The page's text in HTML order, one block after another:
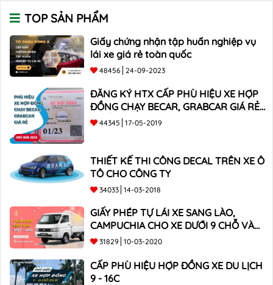
TOP SẢN PHẨM
Giấy chứng nhận tập huấn nghiệp vụ
lái xe giá rẻ toàn quốc
48456 24-09-2023
ĐĂNG KÝ HTX CẤP PHÙ HIỆU XE HỢP
ĐỒNG CHẠY BECAR, GRABCAR GIÁ RẺ
NHẤT
44345 17-05-2019
THIẾT KẾ THI CÔNG DECAL TRÊN XE Ô
TÔ CHO CÔNG TY
34033 14-03-2018
GIẤY PHÉP TỰ LÁI XE SANG LÀO,
CAMPUCHIA CHO XE DƯỚI 9 CHỖ VÀ
XE BÁN TẢI
31829 10-03-2020
CẤP PHÙ HIỆU HỢP ĐỒNG XE DU LỊCH
9 - 16C